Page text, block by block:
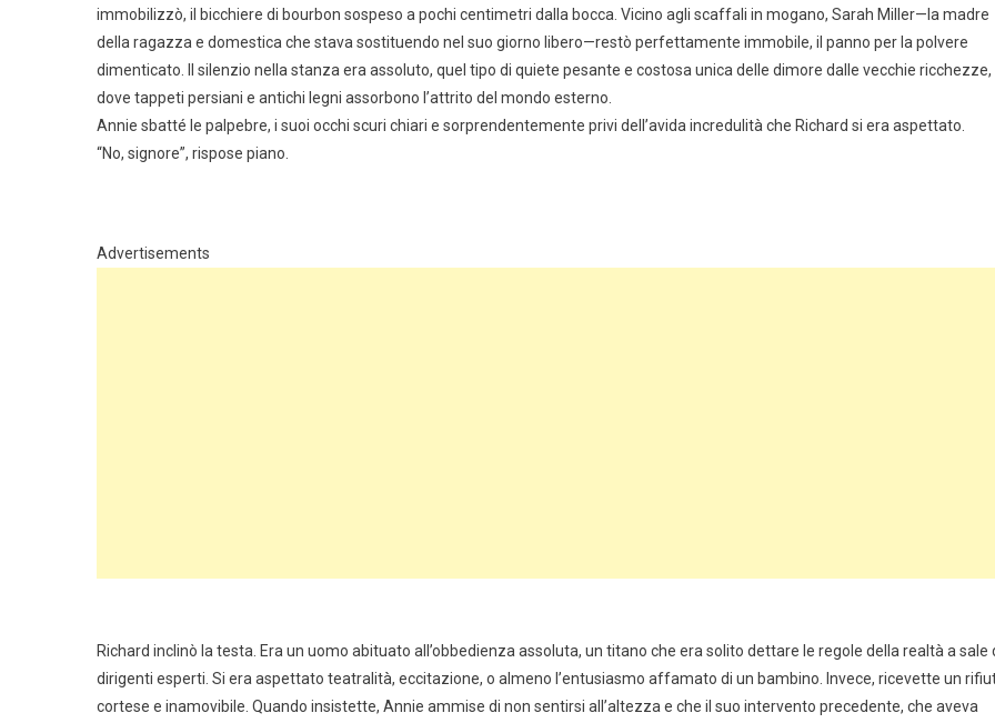
immobilizzò, il bicchiere di bourbon sospeso a pochi centimetri dalla bocca. Vicino agli scaffali in mogano, Sarah Miller—la madre
della ragazza e domestica che stava sostituendo nel suo giorno libero—restò perfettamente immobile, il panno per la polvere
dimenticato. Il silenzio nella stanza era assoluto, quel tipo di quiete pesante e costosa unica delle dimore dalle vecchie ricchezze,
dove tappeti persiani e antichi legni assorbono l’attrito del mondo esterno.
Annie sbatté le palpebre, i suoi occhi scuri chiari e sorprendentemente privi dell’avida incredulità che Richard si era aspettato.
“No, signore”, rispose piano.
Advertisements
Richard inclinò la testa. Era un uomo abituato all’obbedienza assoluta, un titano che era solito dettare le regole della realtà a sale
dirigenti esperti. Si era aspettato teatralità, eccitazione, o almeno l’entusiasmo affamato di un bambino. Invece, ricevette un
cortese e inamovibile. Quando insistette, Annie ammise di non sentirsi all’altezza e che il suo intervento precedente, che aveva